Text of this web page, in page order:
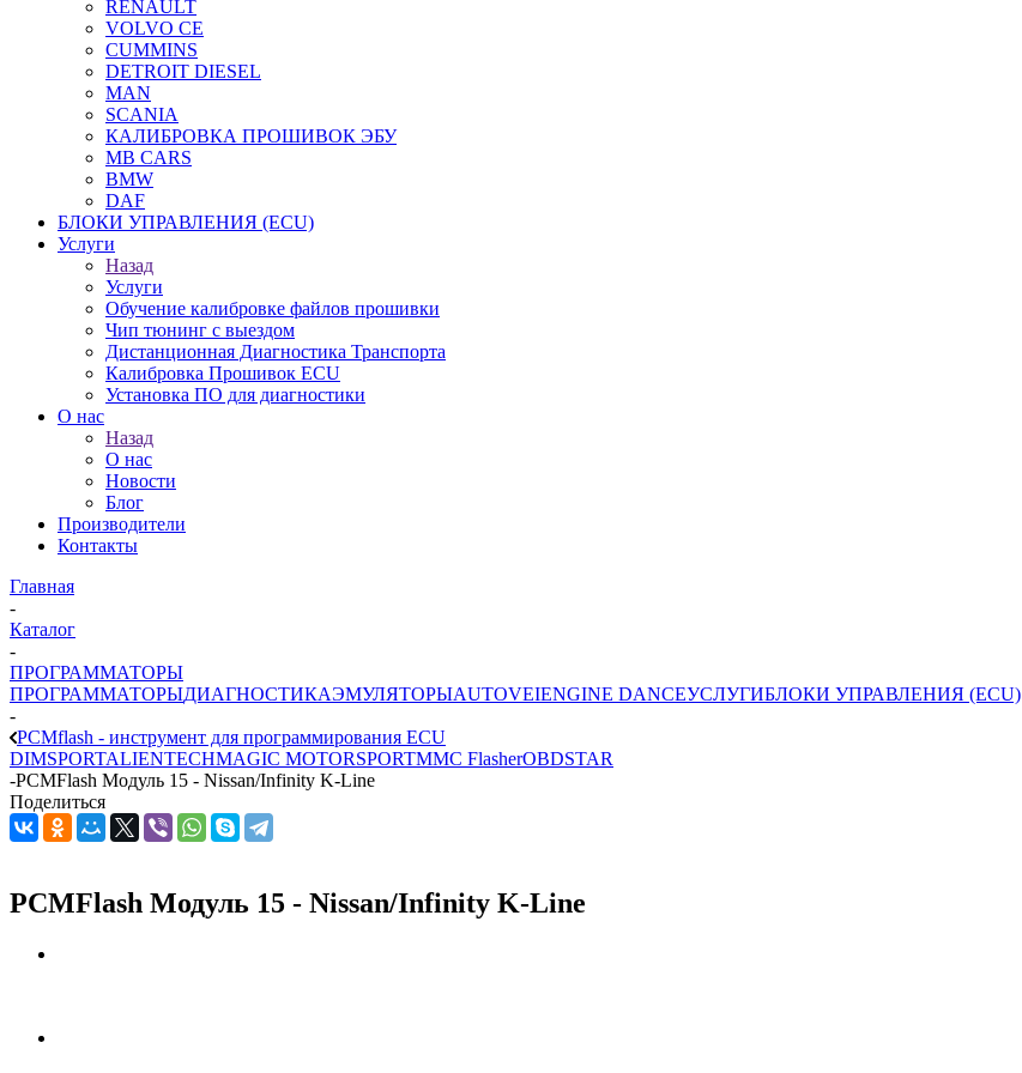
RENAULT
VOLVO CE
CUMMINS
DETROIT DIESEL
MAN
SCANIA
КАЛИБРОВКА ПРОШИВОК ЭБУ
MB CARS
BMW
DAF
БЛОКИ УПРАВЛЕНИЯ (ECU)
Услуги
Назад
Услуги
Обучение калибровке файлов прошивки
Чип тюнинг с выездом
Дистанционная Диагностика Транспорта
Калибровка Прошивок ECU
Установка ПО для диагностики
О нас
Назад
О нас
Новости
Блог
Производители
Контакты
Главная
-
Каталог
-
ПРОГРАММАТОРЫ
ПРОГРАММАТОРЫДИАГНОСТИКАЭМУЛЯТОРЫAUTOVEIENGINE DANCEУСЛУГИБЛОКИ УПРАВЛЕНИЯ (ECU)
-
PCMflash - инструмент для программирования ECU
DIMSPORTALIENTECHMAGIC MOTORSPORTMMC FlasherOBDSTAR
-PCMFlash Модуль 15 - Nissan/Infinity K-Line
Поделиться
PCMFlash Модуль 15 - Nissan/Infinity K-Line